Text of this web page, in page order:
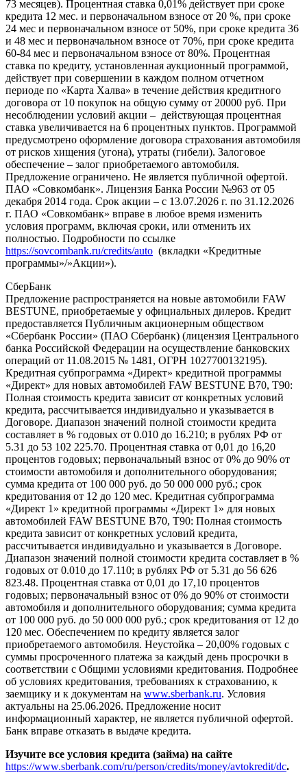
73 месяцев). Процентная ставка 0,01% действует при сроке
кредита 12 мес. и первоначальном взносе от 20 %, при сроке
24 мес и первоначальном взносе от 50%, при сроке кредита 36
и 48 мес и первоначальном взносе от 70%, при сроке кредита
60-84 мес и первоначальном взносе от 80%. Процентная
ставка по кредиту, установленная аукционный программой,
действует при совершении в каждом полном отчетном
периоде по «Карта Халва» в течение действия кредитного
договора от 10 покупок на общую сумму от 20000 руб. При
несоблюдении условий акции – действующая процентная
ставка увеличивается на 6 процентных пунктов. Программой
предусмотрено оформление договора страхования автомобиля
от рисков хищения (угона), утраты (гибели). Залоговое
обеспечение – залог приобретаемого автомобиля.
Предложение ограничено. Не является публичной офертой.
ПАО «Совкомбанк». Лицензия Банка России №963 от 05
декабря 2014 года. Срок акции – с 13.07.2026 г. по 31.12.2026
г. ПАО «Совкомбанк» вправе в любое время изменить
условия программ, включая сроки, или отменить их
полностью. Подробности по ссылке
https://sovcombank.ru/credits/auto (вкладки «Кредитные
программы»/»Акции»).
СберБанк
Предложение распространяется на новые автомобили FAW
BESTUNE, приобретаемые у официальных дилеров. Кредит
предоставляется Публичным акционерным обществом
«Сбербанк России» (ПАО Сбербанк) (лицензия Центрального
банка Российской Федерации на осуществление банковских
операций от 11.08.2015 № 1481, ОГРН 1027700132195).
Кредитная субпрограмма «Директ» кредитной программы
«Директ» для новых автомобилей FAW BESTUNE B70, T90:
Полная стоимость кредита зависит от конкретных условий
кредита, рассчитывается индивидуально и указывается в
Договоре. Диапазон значений полной стоимости кредита
составляет в % годовых от 0.010 до 16.210; в рублях РФ от
5.31 до 53 102 225.70. Процентная ставка от 0,01 до 16,20
процентов годовых; первоначальный взнос от 0% до 90% от
стоимости автомобиля и дополнительного оборудования;
сумма кредита от 100 000 руб. до 50 000 000 руб.; срок
кредитования от 12 до 120 мес. Кредитная субпрограмма
«Директ 1» кредитной программы «Директ 1» для новых
автомобилей FAW BESTUNE B70, T90: Полная стоимость
кредита зависит от конкретных условий кредита,
рассчитывается индивидуально и указывается в Договоре.
Диапазон значений полной стоимости кредита составляет в %
годовых от 0.010 до 17.110; в рублях РФ от 5.31 до 56 626
823.48. Процентная ставка от 0,01 до 17,10 процентов
годовых; первоначальный взнос от 0% до 90% от стоимости
автомобиля и дополнительного оборудования; сумма кредита
от 100 000 руб. до 50 000 000 руб.; срок кредитования от 12 до
120 мес. Обеспечением по кредиту является залог
приобретаемого автомобиля. Неустойка – 20,00% годовых с
суммы просроченного платежа за каждый день просрочки в
соответствии с Общими условиями кредитования. Подробнее
об условиях кредитования, требованиях к страхованию, к
заемщику и к документам на www.sberbank.ru. Условия
актуальны на 25.06.2026. Предложение носит
информационный характер, не является публичной офертой.
Банк вправе отказать в выдаче кредита.
Изучите все условия кредита (займа) на сайте
https://www.sberbank.com/ru/person/credits/money/avtokredit/dc.